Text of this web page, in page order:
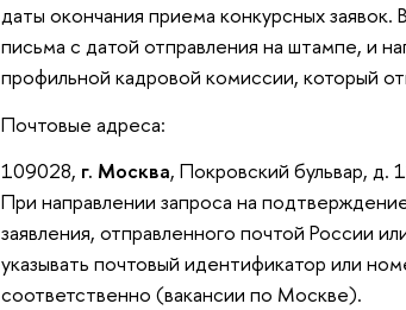
даты окончания приема конкурсных
письма с датой отправления на штампе, и
профильной кадровой комиссии, который
Почтовые адреса:
109028, г. Москва, Покровский бульвар,
При направлении запроса на
заявления, отправленного почтой России
указывать почтовый идентификатор или
соответственно (вакансии по Москве).